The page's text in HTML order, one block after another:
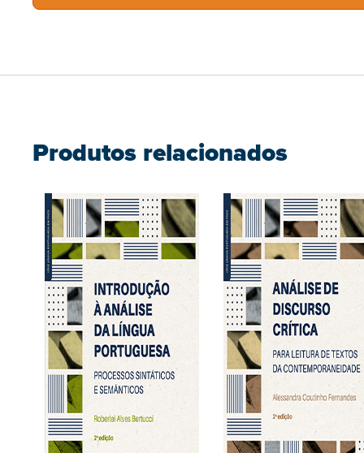
Produtos relacionados